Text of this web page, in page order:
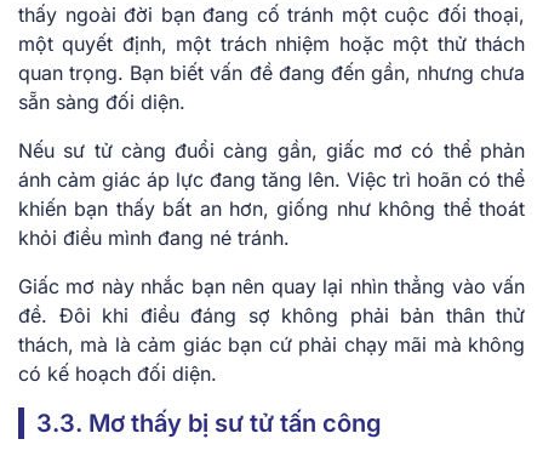
thấy ngoài đời bạn đang cố tránh một cuộc đối thoại,
một quyết định, một trách nhiệm hoặc một thử thách
quan trọng. Bạn biết vấn đề đang đến gần, nhưng chưa
sẵn sàng đối diện.
Nếu sư tử càng đuổi càng gần, giấc mơ có thể phản
ánh cảm giác áp lực đang tăng lên. Việc trì hoãn có thể
khiến bạn thấy bất an hơn, giống như không thể thoát
khỏi điều mình đang né tránh.
Giấc mơ này nhắc bạn nên quay lại nhìn thẳng vào vấn
đề. Đôi khi điều đáng sợ không phải bản thân thử
thách, mà là cảm giác bạn cứ phải chạy mãi mà không
có kế hoạch đối diện.
3.3. Mơ thấy bị sư tử tấn công